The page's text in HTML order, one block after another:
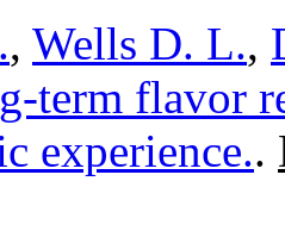
, Wells D. L.,
term flavor
experience..